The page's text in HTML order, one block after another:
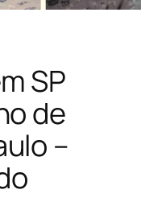
SP
de
–